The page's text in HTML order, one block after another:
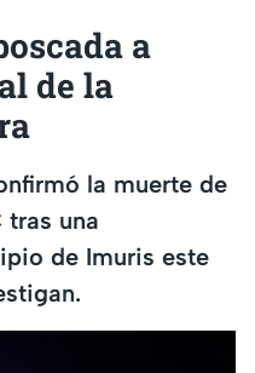
a
de la
la muerte de
tras una
de Imuris este